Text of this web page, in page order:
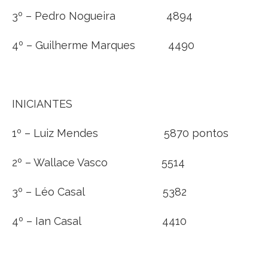
3º – Pedro Nogueira 4894
4º – Guilherme Marques 4490
INICIANTES
1º – Luiz Mendes 5870 pontos
2º – Wallace Vasco 5514
3º – Léo Casal 5382
4º – Ian Casal 4410